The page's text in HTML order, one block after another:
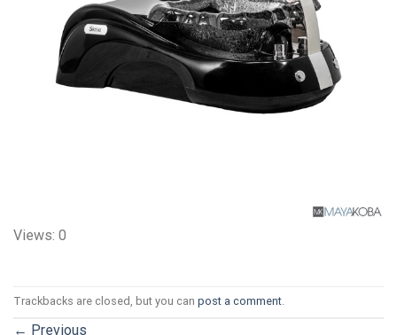
Views: 0
Trackbacks are closed, but you can post a comment.
← Previous